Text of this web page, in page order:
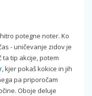
potegne noter. Ko
- uničevanje zidov je
ta tip akcije, potem
, kjer pokaš kokice in jih
pa priporočam
Oboje deluje